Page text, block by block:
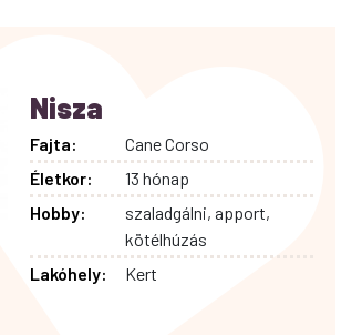
Nisza
Fajta:
Cane Corso
Életkor:
13 hónap
Hobby:
szaladgálni, apport,
kötélhúzás
Lakóhely:
Kert